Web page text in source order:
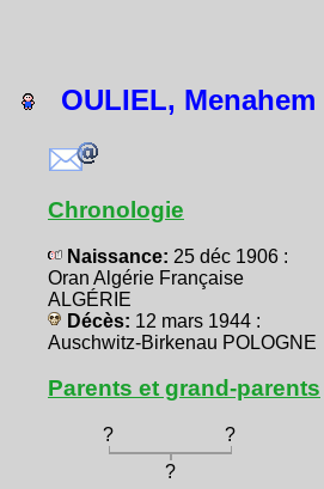
OULIEL, Menahem
Chronologie
Naissance: 25 déc 1906 :
Oran Algérie Française
ALGÉRIE
Décès: 12 mars 1944 :
Auschwitz-Birkenau POLOGNE
Parents et grand-parents
? ?
?